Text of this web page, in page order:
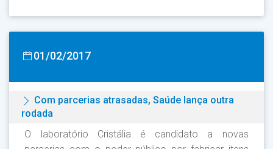
01/02/2017
Com parcerias atrasadas, Saúde lança outra
rodada
O laboratório Cristália é candidato a novas